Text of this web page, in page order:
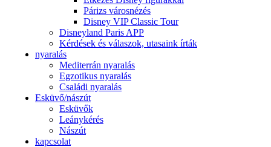
Párizs városnézés
Disney VIP Classic Tour
Disneyland Paris APP
Kérdések és válaszok, utasaink írták
nyaralás
Mediterrán nyaralás
Egzotikus nyaralás
Családi nyaralás
Esküvő/nászút
Esküvők
Leánykérés
Nászút
kapcsolat